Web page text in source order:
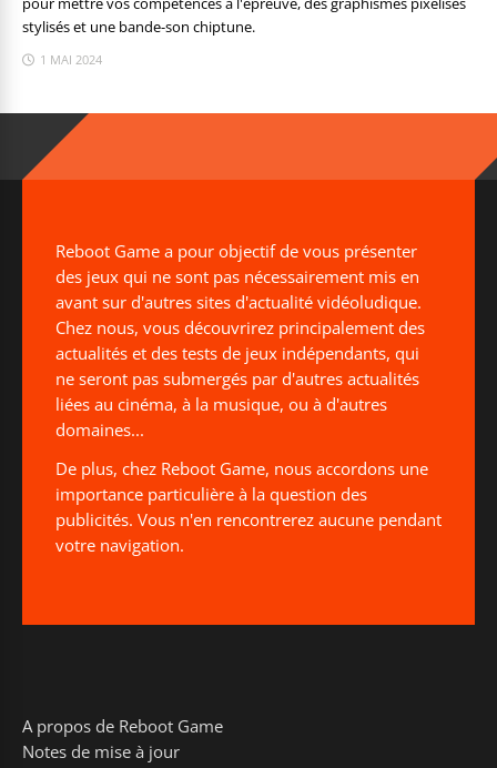
stylisés et une bande-son chiptune.
1 MAI 2024
Reboot Game a pour objectif de vous présenter
des jeux qui ne sont pas nécessairement mis en
avant sur d'autres sites d'actualité vidéoludique.
Chez nous, vous découvrirez principalement des
actualités et des tests de jeux indépendants, qui
ne seront pas submergés par d'autres actualités
liées au cinéma, à la musique, ou à d'autres
domaines...
De plus, chez Reboot Game, nous accordons une
importance particulière à la question des
publicités. Vous n'en rencontrerez aucune pendant
votre navigation.
A propos de Reboot Game
Notes de mise à jour